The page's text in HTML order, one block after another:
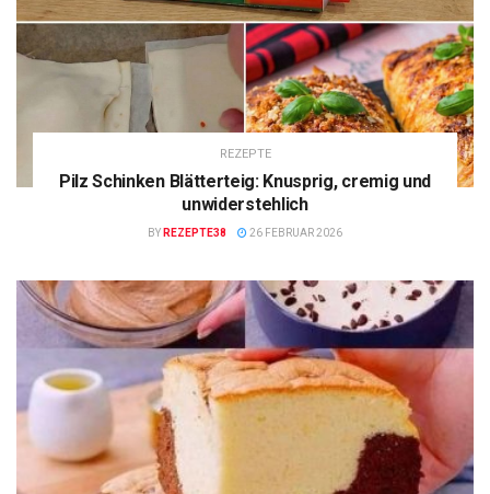
REZEPTE
Pilz Schinken Blätterteig: Knusprig, cremig und
unwiderstehlich
BY REZEPTE38 26 FEBRUAR 2026